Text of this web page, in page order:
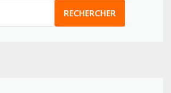
RECHERCHER